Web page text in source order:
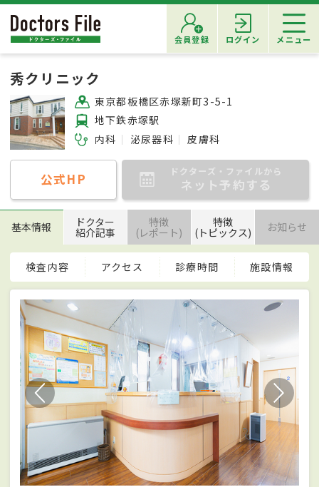
会員登録 ログイン メニュー
秀クリニック
東京都板橋区赤塚新町3-5-1
地下鉄赤塚駅
内科
泌尿器科 皮膚科
公式HP ドクターズ・ファイルから
ネット予約する
基本情報 ドクター
紹介記事
特徴
(レポート)
特徴
(トピックス) お知らせ
検査内容 アクセス 診療時間 施設情報